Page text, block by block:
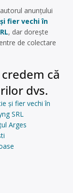
anunțului
fier vechi în
, dar dorește
de colectare
că
dvs.
și fier vechi în
SRL
Arges